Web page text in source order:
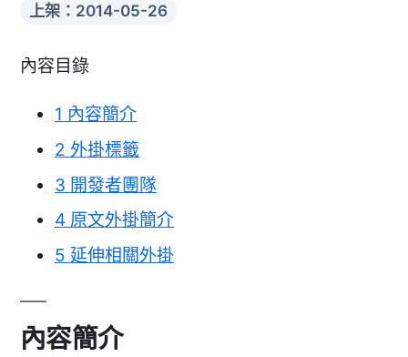
上架：2014-05-26
內容目錄
1 內容簡介
2 外掛標籤
3 開發者團隊
4 原文外掛簡介
5 延伸相關外掛
內容簡介